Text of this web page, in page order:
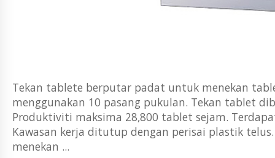
Tekan tablete berputar padat untuk menekan
menggunakan 10 pasang pukulan. Tekan tablet
Produktiviti maksima 28,800 tablet sejam.
Kawasan kerja ditutup dengan perisai plastik
menekan ...